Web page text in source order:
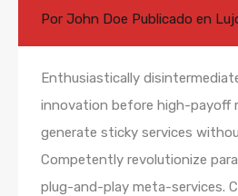
Por John Doe Publicado en
Enthusiastically
innovation before high-payoff
generate sticky services
Competently revolutionize
plug-and-play meta-services.